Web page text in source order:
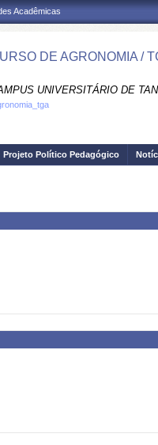
Acadêmicas
DE AGRONOMIA /
UNIVERSITÁRIO DE
Projeto Político Pedagógico